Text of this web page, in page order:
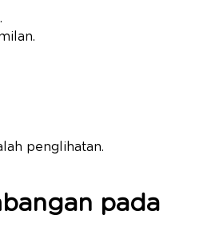
penglihatan.
pada